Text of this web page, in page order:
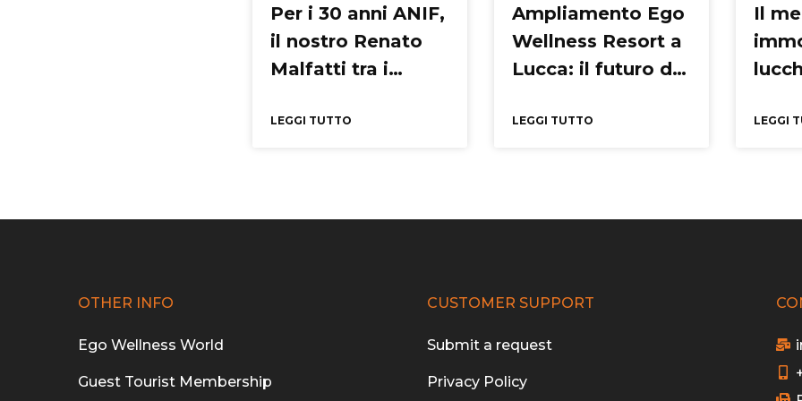
Per i 30 anni ANIF,
il nostro Renato
Malfatti tra i
racconto
LEGGI TUTTO
Ampliamento Ego
Wellness Resort a
Lucca: il futuro del
LEGGI TUTTO
Il
LEGGI
OTHER INFO
Ego Wellness World
Guest Tourist Membership
CUSTOMER SUPPORT
Submit a request
Privacy Policy